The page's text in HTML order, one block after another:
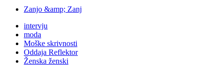
Zanjo &amp; Zanj
intervju
moda
Moške skrivnosti
Oddaja Reflektor
Ženska ženski